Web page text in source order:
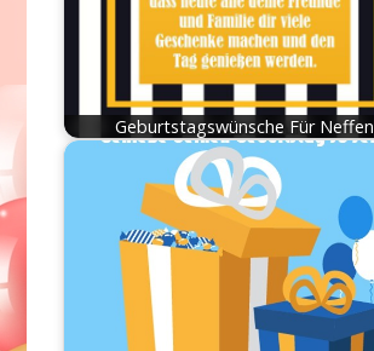
Geburtstagswünsche Für Neffen